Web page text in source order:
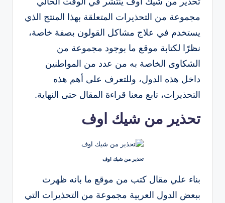
مجموعة من التحذيرات المتعلقة بهذا المنتج الذي
يستخدم في علاج مشاكل القولون بصفة خاصة،
نظرًا لكتابة موقع ما بوجود مجموعة من
الشكاوى الخاصة به من عدد من المواطنين
داخل هذه الدول، وللتعرف على أهم هذه
التحذيرات، تابع معنا قراءة المقال حتى النهاية.
تحذير من شيك اوف
تحذير من شيك اوف
بناء علي مقال كتب من موقع ما بانه ظهرت
ببعض الدول العربية مجموعة من التحذيرات التي